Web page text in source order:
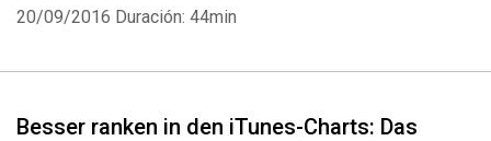
20/09/2016 Duración: 44min
Besser ranken in den iTunes-Charts: Das